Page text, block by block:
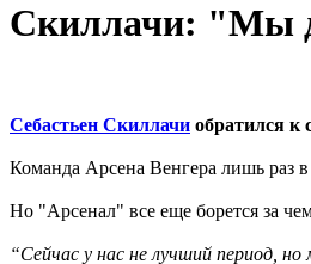
Скиллачи: "Мы
Себастьен Скиллачи обратился к
Команда Арсена Венгера лишь раз
Но "Арсенал" все еще борется за
“Сейчас у нас не лучший период,